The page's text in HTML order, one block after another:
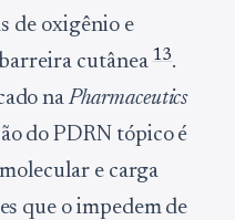
de oxigênio e
cutânea13.
naPharmaceutics
do PDRN tópico é
e carga
que o impedem de